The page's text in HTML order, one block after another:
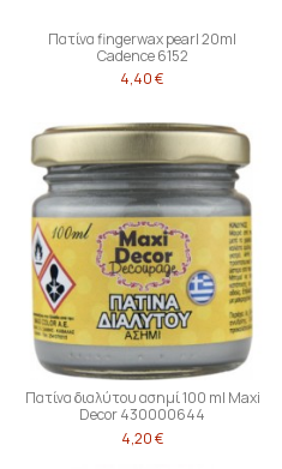
Πατίνα fingerwax pearl 20ml
Cadence 6152
4,40 €
Πατίνα διαλύτου ασημί 100 ml Maxi
Decor 430000644
4,20 €